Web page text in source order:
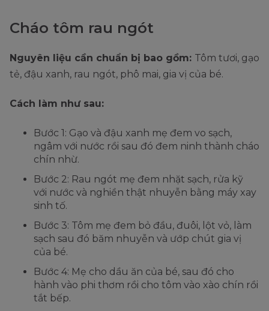
Cháo tôm rau ngót
Nguyên liệu cần chuẩn bị bao gồm: Tôm tươi, gạo
tẻ, đậu xanh, rau ngót, phô mai, gia vị của bé.
Cách làm như sau:
Bước 1: Gạo và đậu xanh mẹ đem vo sạch,
ngâm với nước rồi sau đó đem ninh thành cháo
chín nhừ.
Bước 2: Rau ngót mẹ đem nhặt sạch, rửa kỹ
với nước và nghiền thật nhuyễn bằng máy xay
sinh tố.
Bước 3: Tôm mẹ đem bỏ đầu, đuôi, lột vỏ, làm
sạch sau đó băm nhuyễn và ướp chút gia vị
của bé.
Bước 4: Mẹ cho dầu ăn của bé, sau đó cho
hành vào phi thơm rồi cho tôm vào xào chín rồi
tắt bếp.